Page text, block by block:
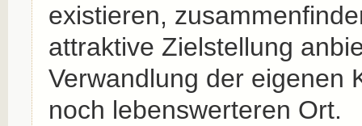
existieren,
attraktive Zielstellung
Verwandlung der eigenen
noch lebenswerteren Ort.